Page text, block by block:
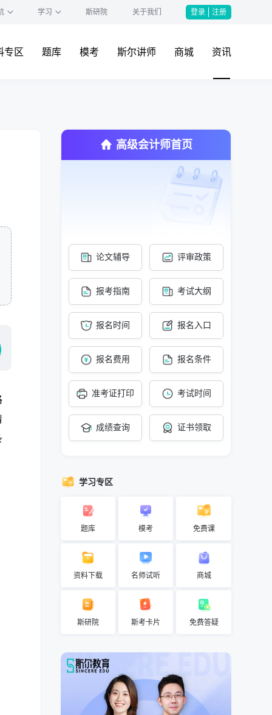
学习 斯研院 关于我们 登录 注册
专区 题库 模考 斯尔讲师 商城 资讯
高级会计师首页
论文辅导 评审政策
报考指南 考试大纲
报名时间 报名入口
报名费用 报名条件
准考证打印 考试时间
成绩查询 证书领取
学习专区
题库 模考 免费课
资料下载 名师试听 商城
斯研院 斯考卡片 免费答疑